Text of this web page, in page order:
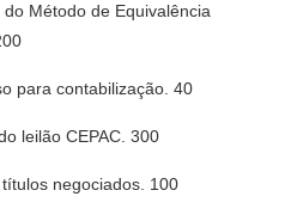
Método de Equivalência
para contabilização. 40
leilão CEPAC. 300
negociados. 100